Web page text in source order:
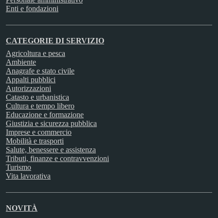
Enti e fondazioni
CATEGORIE DI SERVIZIO
Agricoltura e pesca
Ambiente
Anagrafe e stato civile
Appalti pubblici
Autorizzazioni
Catasto e urbanistica
Cultura e tempo libero
Educazione e formazione
Giustizia e sicurezza pubblica
Imprese e commercio
Mobilità e trasporti
Salute, benessere e assistenza
Tributi, finanze e contravvenzioni
Turismo
Vita lavorativa
NOVITÀ